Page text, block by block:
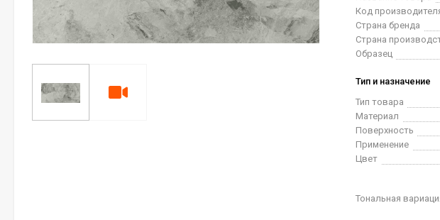
Код
Страна бренда
Страна
Образец
Тип и назначение
Тип товара
Материал
Поверхность
Применение
Цвет
Тональная